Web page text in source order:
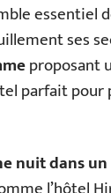
essentiel
ses
proposant
parfait
nuit dans